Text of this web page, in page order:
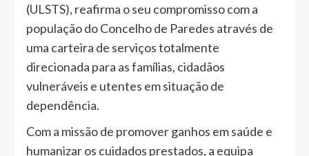
(ULSTS), reafirma o seu compromisso com a
população do Concelho de Paredes através de
uma carteira de serviços totalmente
direcionada para as famílias, cidadãos
vulneráveis e utentes em situação de
dependência.
Com a missão de promover ganhos em saúde e
humanizar os cuidados prestados, a equipa